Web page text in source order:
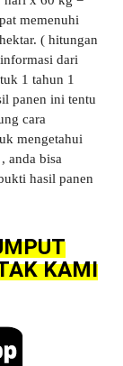
memenuhi
( hitungan
dari
1 tahun 1
panen ini tentu
cara
mengetahui
anda bisa
hasil panen
KAMI